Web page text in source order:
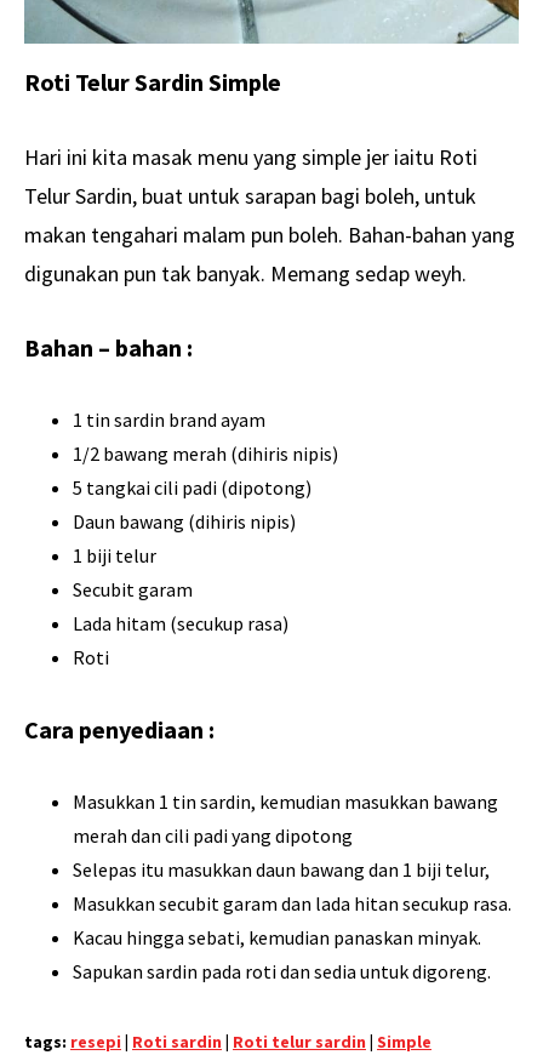
Roti Telur Sardin Simple
Hari ini kita masak menu yang simple jer iaitu Roti
Telur Sardin, buat untuk sarapan bagi boleh, untuk
makan tengahari malam pun boleh. Bahan-bahan yang
digunakan pun tak banyak. Memang sedap weyh.
Bahan – bahan :
1 tin sardin brand ayam
1/2 bawang merah (dihiris nipis)
5 tangkai cili padi (dipotong)
Daun bawang (dihiris nipis)
1 biji telur
Secubit garam
Lada hitam (secukup rasa)
Roti
Cara penyediaan :
Masukkan 1 tin sardin, kemudian masukkan bawang
merah dan cili padi yang dipotong
Selepas itu masukkan daun bawang dan 1 biji telur,
Masukkan secubit garam dan lada hitan secukup rasa.
Kacau hingga sebati, kemudian panaskan minyak.
Sapukan sardin pada roti dan sedia untuk digoreng.
tags: resepi | Roti sardin | Roti telur sardin | Simple